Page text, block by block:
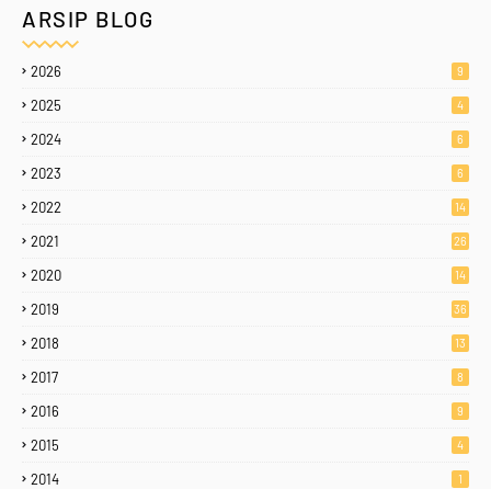
ARSIP BLOG
2026 9
2025 4
2024 6
2023 6
2022 14
2021 26
2020 14
2019 36
2018 13
2017 8
2016 9
2015 4
2014 1